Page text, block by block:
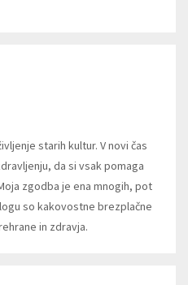
starih kultur. V novi čas
da si vsak pomaga
zgodba je ena mnogih, pot
so kakovostne brezplačne
in zdravja.